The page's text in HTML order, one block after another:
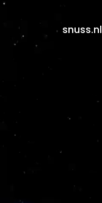
snuss.nl